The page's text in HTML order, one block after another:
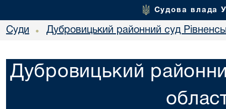
Судова влада
Суди • Дубровицький районний суд
Дубровицький